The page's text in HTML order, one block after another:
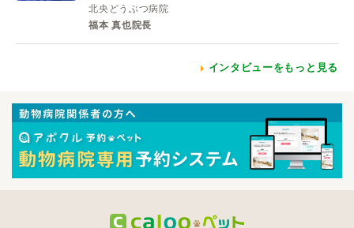
北央どうぶつ病院
福本 真也院長
インタビューをもっと見る